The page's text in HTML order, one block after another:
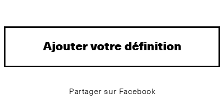
Ajouter votre définition
Partager sur Facebook